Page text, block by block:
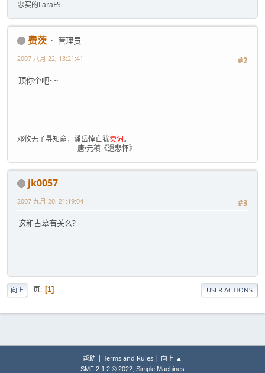
忠实的LaraFS
费茨
管理员
#2
2007 八月 22, 13:21:41
顶你个吧~~
邓攸无子寻知命，潘岳悼亡犹费词。
——唐·元稹《遣悲怀》
jk0057
#3
2007 九月 20, 21:19:04
这和古墓有关么?
向上 页 1 USER ACTIONS
帮助 | Terms and Rules | 向上 ▲
SMF 2.1.2 © 2022, Simple Machines